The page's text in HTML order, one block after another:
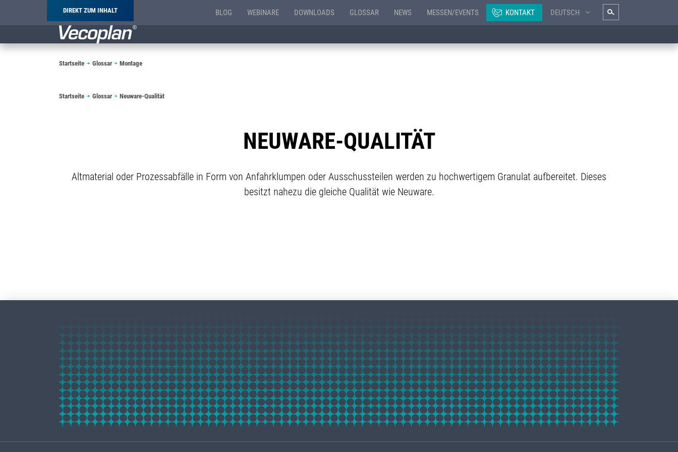
DIREKT ZUM INHALT BLOG WEBINARE DOWNLOADS GLOSSAR NEWS MESSEN/EVENTS KONTAKT DEUTSCH
Pfadnavigation
Startseite Glossar Montage
Pfadnavigation
Startseite Glossar Neuware-Qualität
NEUWARE-QUALITÄT
Altmaterial oder Prozessabfälle in Form von Anfahrklumpen oder Ausschussteilen werden zu hochwertigem Granulat aufbereitet. Dieses
besitzt nahezu die gleiche Qualität wie Neuware.